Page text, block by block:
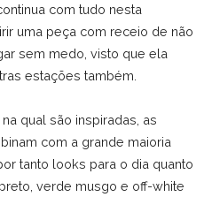
com tudo nesta
uma peça com receio de não
sem medo, visto que ela
estações também.
qual são inspiradas, as
com a grande maioria
tanto looks para o dia quanto
verde musgo e off-white